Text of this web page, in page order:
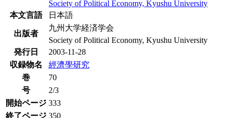
Society of Political Economy, Kyushu University
本文言語
日本語
出版者
九州大学経済学会
Society of Political Economy, Kyushu University
発行日
2003-11-28
収録物名
經濟學研究
巻
70
号
2/3
開始ページ 333
終了ページ 350